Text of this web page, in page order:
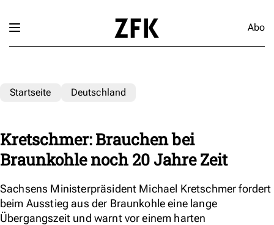
Abo
Startseite Deutschland
Kretschmer: Brauchen bei
Braunkohle noch 20 Jahre Zeit
Sachsens Ministerpräsident Michael Kretschmer fordert
beim Ausstieg aus der Braunkohle eine lange
Übergangszeit und warnt vor einem harten